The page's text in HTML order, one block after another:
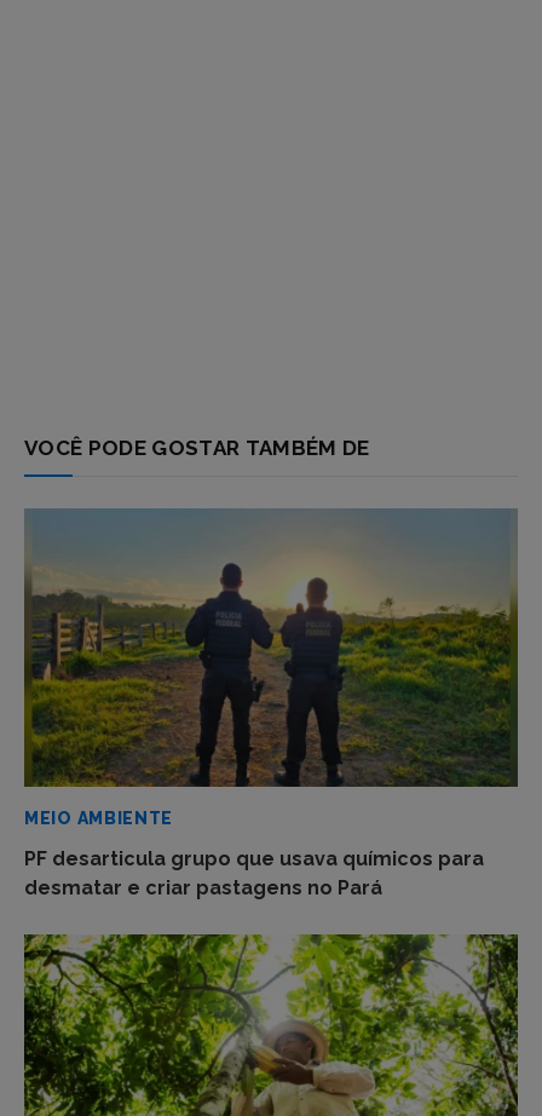
VOCÊ PODE GOSTAR TAMBÉM DE
MEIO AMBIENTE
PF desarticula grupo que usava químicos para
desmatar e criar pastagens no Pará